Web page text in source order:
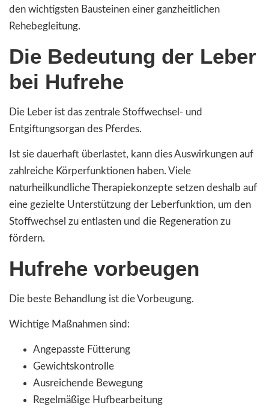
den wichtigsten Bausteinen einer ganzheitlichen
Rehebegleitung.
Die Bedeutung der Leber
bei Hufrehe
Die Leber ist das zentrale Stoffwechsel- und
Entgiftungsorgan des Pferdes.
Ist sie dauerhaft überlastet, kann dies Auswirkungen auf
zahlreiche Körperfunktionen haben. Viele
naturheilkundliche Therapiekonzepte setzen deshalb auf
eine gezielte Unterstützung der Leberfunktion, um den
Stoffwechsel zu entlasten und die Regeneration zu
fördern.
Hufrehe vorbeugen
Die beste Behandlung ist die Vorbeugung.
Wichtige Maßnahmen sind:
Angepasste Fütterung
Gewichtskontrolle
Ausreichende Bewegung
Regelmäßige Hufbearbeitung